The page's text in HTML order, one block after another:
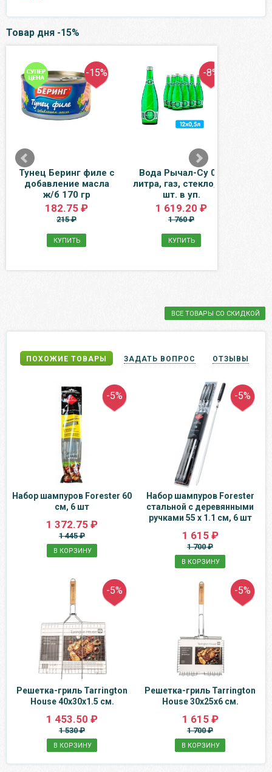
Товар дня -15%
-15%
Тунец Беринг филе с
добавление масла
ж/б 170 гр
182.75 ₽
215 ₽
КУПИТЬ
-8%
Вода Рычал-Су 0.5
литра, газ, стекло, 12
шт. в уп.
1 619.20 ₽
1 760 ₽
КУПИТЬ
ВСЕ ТОВАРЫ СО СКИДКОЙ
ПОХОЖИЕ ТОВАРЫ ЗАДАТЬ ВОПРОС ОТЗЫВЫ
-5%
Набор шампуров Forester 60
см, 6 шт
1 372.75 ₽
1 445 ₽
В КОРЗИНУ
-5%
Набор шампуров Forester
стальной с деревянными
ручками 55 х 1.1 см, 6 шт
1 615 ₽
1 700 ₽
В КОРЗИНУ
-5%
Решетка-гриль Tarrington
House 40x30x1.5 см.
1 453.50 ₽
1 530 ₽
В КОРЗИНУ
-5%
Решетка-гриль Tarrington
House 30x25x6 см.
1 615 ₽
1 700 ₽
В КОРЗИНУ